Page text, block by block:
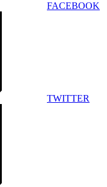
FACEBOOK
TWITTER